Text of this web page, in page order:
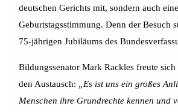
deutschen Gerichts mit, sondern auch
Geburtstagsstimmung. Denn der Besuch
75-jährigen Jubiläums des
Bildungssenator Mark Rackles freute sich
den Austausch:
„Es ist uns ein großes
Menschen ihre Grundrechte kennen und